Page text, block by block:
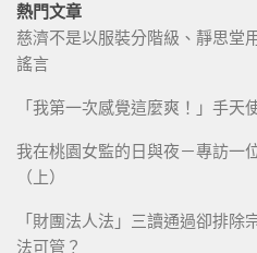
熱門文章
慈濟不是以服裝分階級、靜思堂
謠言
「我第一次感覺這麼爽！」手天
我在桃園女監的日與夜－專訪一
（上）
「財團法人法」三讀通過卻排除
法可管？